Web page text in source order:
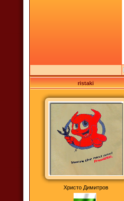
ristaki
Христо Димитров